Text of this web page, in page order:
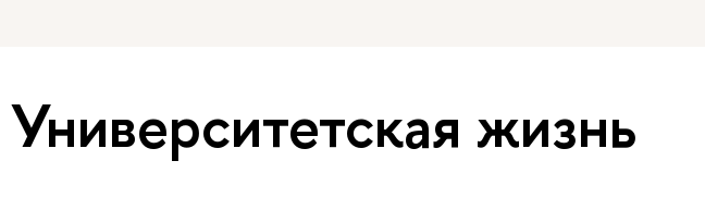
Университетская жизнь